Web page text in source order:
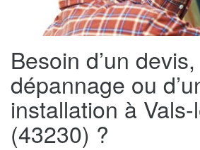
Besoin d’un devis,
dépannage ou
installation à
(43230) ?